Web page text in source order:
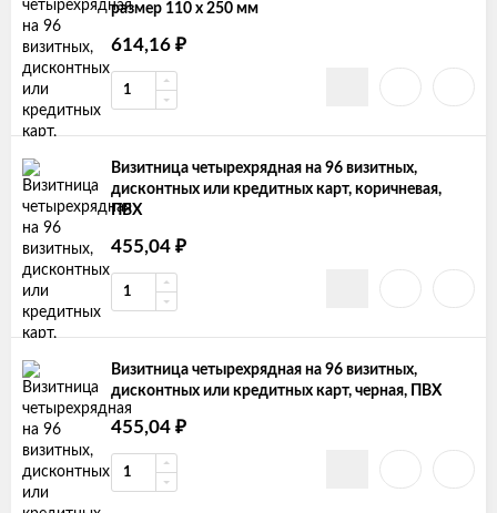
размер 110 х 250 мм
614,16 ₽
Визитница четырехрядная на 96 визитных,
дисконтных или кредитных карт, коричневая,
ПВХ
455,04 ₽
Визитница четырехрядная на 96 визитных,
дисконтных или кредитных карт, черная, ПВХ
455,04 ₽